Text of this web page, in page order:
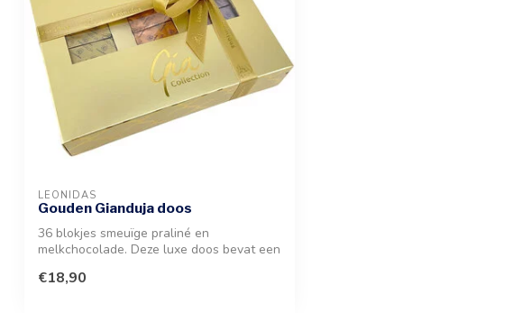
LEONIDAS
Gouden Gianduja doos
36 blokjes smeuïge praliné en
melkchocolade. Deze luxe doos bevat een
€18,90